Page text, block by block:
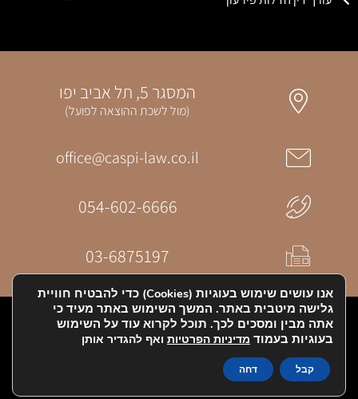
המסגר 5, תל אביב יפו
(מול לשכת ההוצאה לפועל)
office@caspi-law.co.il
054-602-6666
03-6875197
מדיניות הפרטיות - תקנון האתר
הצהרת נגישות
אתר זה הוקם ע"י MDN & Digitalos
אנו עושים שימוש בעוגיות (Cookies) כדי להבטיח חוויית
גלישה מיטבית באתר. המשך השימוש באתר מעיד כי
אתה מבין ומסכים לכך. תוכל לקרוא עוד על השימוש
בעוגיות בעמוד מדיניות הפרטיות ואף להגדיר אותן
קבל דחה